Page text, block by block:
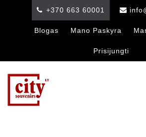
+370 663 60001
Blogas Mano Paskyra
Prisijungti